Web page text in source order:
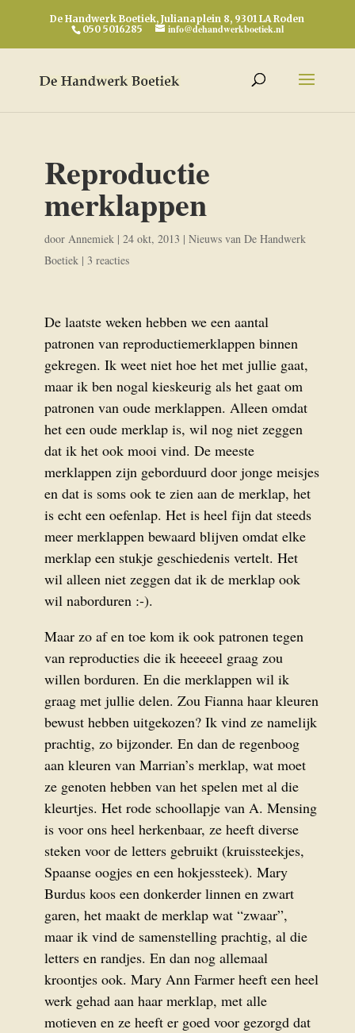
De Handwerk Boetiek, Julianaplein 8, 9301 LA Roden
050 5016285
info@dehandwerkboetiek.nl
Reproductie
merklappen
door Annemiek| 24 okt, 2013 | Nieuws van De Handwerk
Boetiek| 3 reacties
De laatste weken hebben we een aantal
patronen van reproductiemerklappen binnen
gekregen. Ik weet niet hoe het met jullie gaat,
maar ik ben nogal kieskeurig als het gaat om
patronen van oude merklappen. Alleen omdat
het een oude merklap is, wil nog niet zeggen
dat ik het ook mooi vind. De meeste
merklappen zijn geborduurd door jonge meisjes
en dat is soms ook te zien aan de merklap, het
is echt een oefenlap. Het is heel fijn dat steeds
meer merklappen bewaard blijven omdat elke
merklap een stukje geschiedenis vertelt. Het
wil alleen niet zeggen dat ik de merklap ook
wil naborduren :-).
Maar zo af en toe kom ik ook patronen tegen
van reproducties die ik heeeeel graag zou
willen borduren. En die merklappen wil ik
graag met jullie delen. Zou Fianna haar kleuren
bewust hebben uitgekozen? Ik vind ze namelijk
prachtig, zo bijzonder. En dan de regenboog
aan kleuren van Marrian’s merklap, wat moet
ze genoten hebben van het spelen met al die
kleurtjes. Het rode schoollapje van A. Mensing
is voor ons heel herkenbaar, ze heeft diverse
steken voor de letters gebruikt (kruissteekjes,
Spaanse oogjes en een hokjessteek). Mary
Burdus koos een donkerder linnen en zwart
garen, het maakt de merklap wat “zwaar”,
maar ik vind de samenstelling prachtig, al die
letters en randjes. En dan nog allemaal
kroontjes ook. Mary Ann Farmer heeft een heel
werk gehad aan haar merklap, met alle
motieven en ze heeft er goed voor gezorgd dat